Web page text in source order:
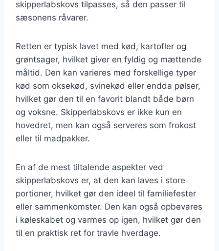
skipperlabskovs tilpasses, så den passer til
sæsonens råvarer.
Retten er typisk lavet med kød, kartofler og
grøntsager, hvilket giver en fyldig og mættende
måltid. Den kan varieres med forskellige typer
kød som oksekød, svinekød eller endda pølser,
hvilket gør den til en favorit blandt både børn
og voksne. Skipperlabskovs er ikke kun en
hovedret, men kan også serveres som frokost
eller til madpakker.
En af de mest tiltalende aspekter ved
skipperlabskovs er, at den kan laves i store
portioner, hvilket gør den ideel til familiefester
eller sammenkomster. Den kan også opbevares
i køleskabet og varmes op igen, hvilket gør den
til en praktisk ret for travle hverdage.